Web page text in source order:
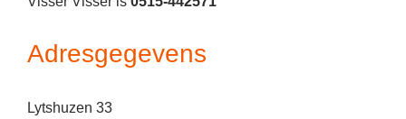
Adresgegevens
Lytshuzen 33